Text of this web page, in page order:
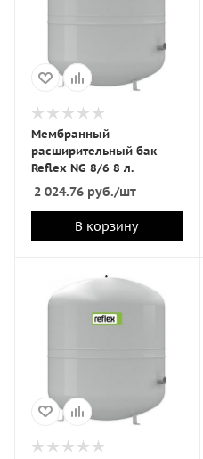
Мембранный
расширительный бак
Reflex NG 8/6 8 л.
2 024.76 руб./шт
В корзину